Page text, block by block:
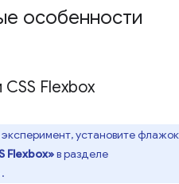
особенности
Flexbox
установите флажок
Flexbox»в разделе
.